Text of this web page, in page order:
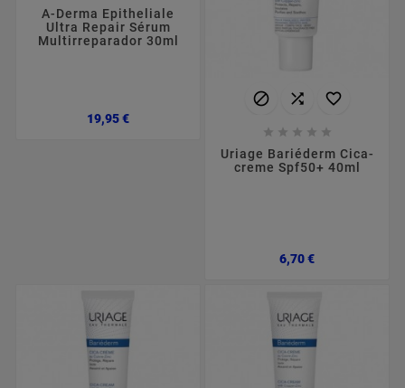
A-Derma Epitheliale
Ultra Repair Sérum
Multirreparador 30ml
19,95 €Preço
  
    
Uriage Bariéderm Cica-
creme Spf50+ 40ml
6,70 €Preço